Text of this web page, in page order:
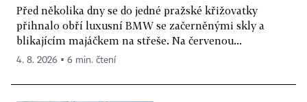
Před několika dny se do jedné pražské křižovatky
přihnalo obří luxusní BMW se začerněnými skly a
blikajícím majáčkem na střeše. Na červenou...
4. 8. 2026 ▪ 6 min. čtení